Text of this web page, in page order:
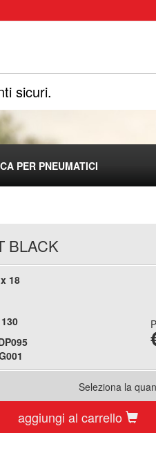
sicuri.
PER PNEUMATICI
BLACK
18
Seleziona la
aggiungi al carrello